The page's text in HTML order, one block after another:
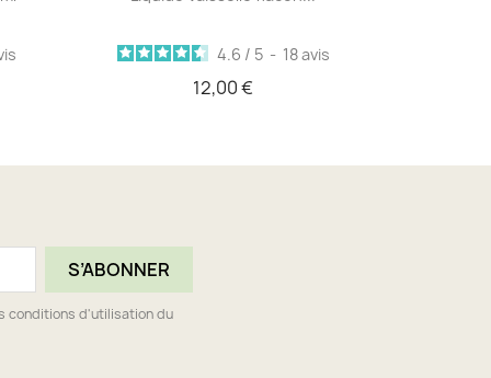
4.6 / 5 - 18avis
12,00 €
conditions d'utilisation du